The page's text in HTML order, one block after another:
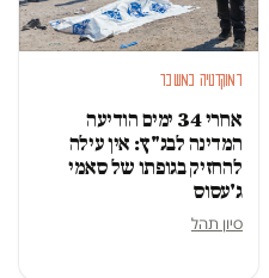
דמוקרטיה במשבר
אחרי 34 ימים הודיעה
המדינה לבג"ץ: אין עילה
להחזיק בגופתו של סאמי
ג'עסוס
סיון תהל